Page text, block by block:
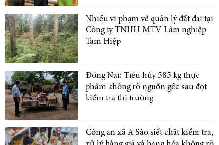
Nhiều vi phạm về quản lý đất đai tại
Công ty TNHH MTV Lâm nghiệp
Tam Hiệp
Đồng Nai: Tiêu hủy 585 kg thực
phẩm không rõ nguồn gốc sau đợt
kiểm tra thị trường
Công an xã A Sào siết chặt kiểm tra,